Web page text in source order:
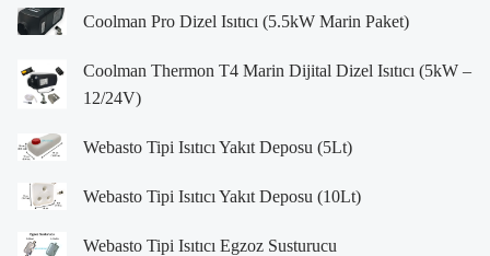
Coolman Pro Dizel Isıtıcı (5.5kW Marin Paket)
Coolman Thermon T4 Marin Dijital Dizel Isıtıcı (5kW –
12/24V)
Webasto Tipi Isıtıcı Yakıt Deposu (5Lt)
Webasto Tipi Isıtıcı Yakıt Deposu (10Lt)
Webasto Tipi Isıtıcı Egzoz Susturucu